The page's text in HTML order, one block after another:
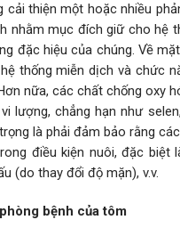
cải thiện một hoặc nhiều
nhằm mục đích giữ cho hệ
đặc hiệu của chúng. Về
thống miễn dịch và chức
nữa, các chất chống oxy
lượng, chẳng hạn như
là phải đảm bảo rằng
điều kiện nuôi, đặc biệt
(do thay đổi độ mặn), v.v.
bệnh của tôm